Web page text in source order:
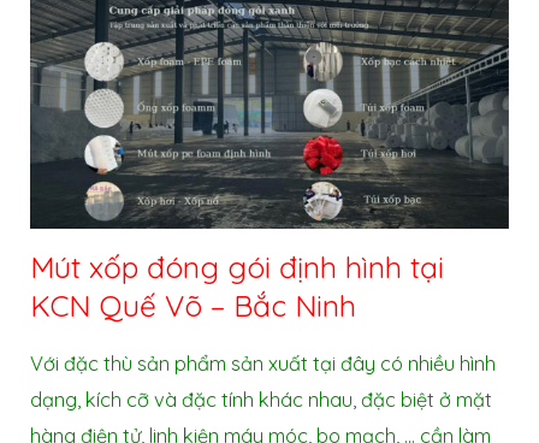
Mút xốp đóng gói định hình tại
KCN Quế Võ – Bắc Ninh
Với đặc thù sản phẩm sản xuất tại đây có nhiều hình
dạng, kích cỡ và đặc tính khác nhau, đặc biệt ở mặt
hàng điện tử, linh kiện máy móc, bo mạch, … cần làm